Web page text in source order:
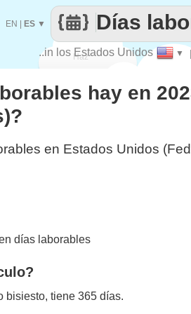
Haz
que
..in los Estados Unidos ▼
Días
EN ES ▼
hay en
en Estados Unidos
días laborables
bisiesto, tiene 365 días.